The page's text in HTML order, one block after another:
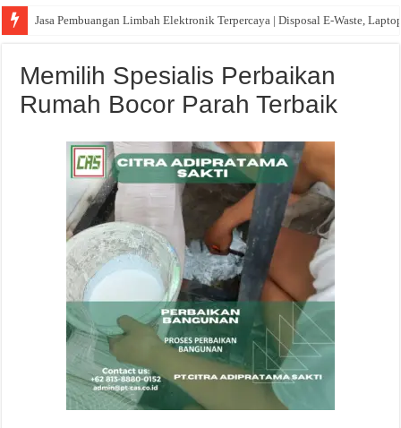
Jasa Pembuangan Limbah Elektronik Terpercaya | Disposal E-Waste,
Memilih Spesialis Perbaikan
Rumah Bocor Parah Terbaik